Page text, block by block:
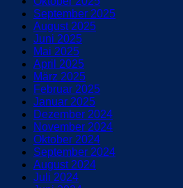
September 2025
August 2025
Juni 2025
Mai 2025
April 2025
März 2025
Februar 2025
Januar 2025
Dezember 2024
November 2024
Oktober 2024
September 2024
August 2024
Juli 2024